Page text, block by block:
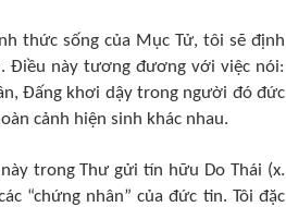
thức sống của Mục Tử, tôi sẽ định
. Điều này tương đương với việc nói:
Đấng khơi dậy trong người đó đức
cảnh hiện sinh khác nhau.
trong Thư gửi tín hữu Do Thái (x.
“chứng nhân” của đức tin. Tôi đặc